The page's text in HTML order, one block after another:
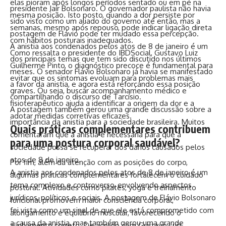
presidente Jair Bolsonaro. O governador paulista não havia
sido visto como um aliado do governo até então, mas a
postagem de Flávio pode ter mudado essa percepção.
A anistia aos condenados pelos atos de 8 de janeiro é um
dos principais temas que tem sido discutido nos últimos
meses. O senador Flávio Bolsonaro já havia se manifestado
a favor da anistia, e agora está reforçando essa posição
compartilhando o discurso de Tarcísio.
A postagem também gerou uma grande discussão sobre a
importância da anistia para a sociedade brasileira. Muitos
comentaram que a anistia é necessária para que a
sociedade possa se recuperar dos danos causados pelos
atos de 8 de janeiro.
A anistia aos condenados pelos atos de 8 de janeiro é um
tema complexo e controverso, envolvendo aspectos
jurídicos, políticos e sociais. A postagem de Flávio Bolsonaro
foi vista como um sinal de que ele está comprometido com
a causa da anistia, mas também gerou uma grande
elas pioram após longos períodos sentado ou em pé na
mesma posição. Isto posto, quando a dor persiste por
semanas, mesmo após repouso, pode indicar ligação direta
com hábitos posturais inadequados.
Como ressalta o presidente do IBDSocial, Gustavo Luiz
Guilherme Pinto, o diagnóstico precoce é fundamental para
evitar que os sintomas evoluam para problemas mais
graves. Ou seja, buscar acompanhamento médico e
fisioterapêutico ajuda a identificar a origem da dor e a
adotar medidas corretivas eficazes.
Quais práticas complementares contribuem
para uma postura corporal saudável?
Por fim, além da atenção com as posições do corpo,
algumas práticas complementares fortalecem o cuidado
postural. Atividades como pilates, yoga e treinamento
funcional promovem maior consciência corporal,
alongamento e equilíbrio muscular, favorecendo o